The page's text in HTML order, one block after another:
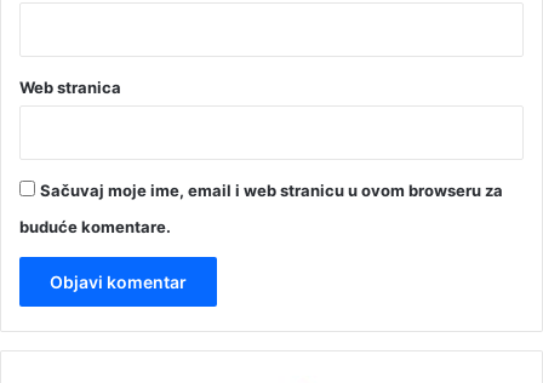
Web stranica
Sačuvaj moje ime, email i web stranicu u ovom browseru za
buduće komentare.